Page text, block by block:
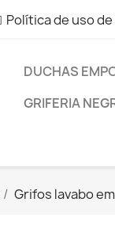
Política de uso
DUCHAS
GRIFERIA
Grifos lavabo